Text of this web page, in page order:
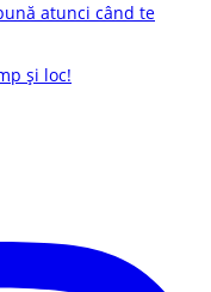
atunci când te
și loc!